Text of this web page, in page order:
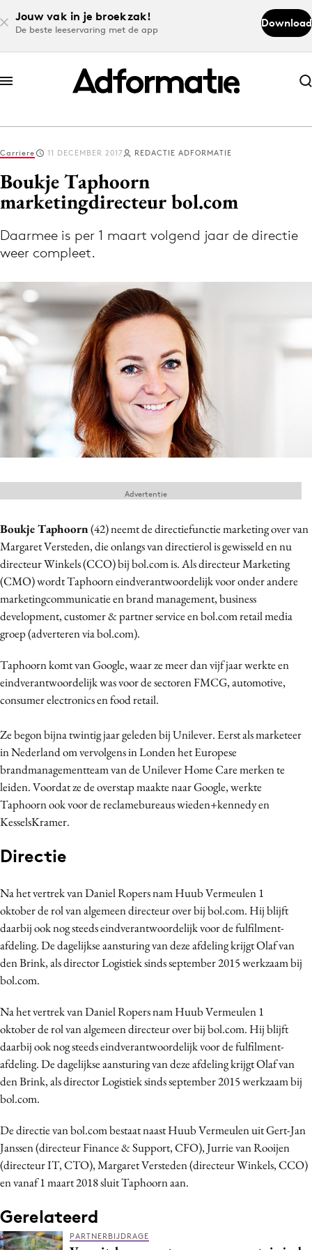
Jouw vak in je broekzak!
De beste leeservaring met de app
Download
Abonneer nu
Abonneer nu
Log in
Volg het laatste nieuws via de Adformatie
Menu
9 sept: GenAI-training
12 nov: MarketingLive!
Adverteren
Events
Opleidingen
Vacatures
Academy
Partners
Topics
Artificial Intelligence
Bureaus
Campagnes
Carriere
Contentmarketing
Customer Experience
Data & Insights
Design
Digital transformation
Diversiteit
Effectiviteit
Influencer marketing
Interne communicatie
Martech
Media
Merkstrategie
Programmatic
Purpose Marketing
Reputatie & crisis
Carriere 11 DECEMBER 2017 REDACTIE ADFORMATIE
Boukje Taphoorn
marketingdirecteur bol.com
Daarmee is per 1 maart volgend jaar de directie
weer compleet.
Boukje Taphoorn(42) neemt de directiefunctie marketing over van
Margaret Versteden, die onlangs van directierol is gewisseld en nu
directeur Winkels (CCO) bij bol.com is. Als directeur Marketing
(CMO) wordt Taphoorn eindverantwoordelijk voor onder andere
marketingcommunicatie en brand management, business
development, customer & partner service en bol.com retail media
groep (adverteren via bol.com).
Taphoorn komt van Google, waar ze meer dan vijf jaar werkte en
eindverantwoordelijk was voor de sectoren FMCG, automotive,
consumer electronics en food retail.
Ze begon bijna twintig jaar geleden bij Unilever. Eerst als marketeer
in Nederland om vervolgens in Londen het Europese
brandmanagementteam van de Unilever Home Care merken te
leiden. Voordat ze de overstap maakte naar Google, werkte
Taphoorn ook voor de reclamebureaus wieden+kennedy en
KesselsKramer.
Directie
Na het vertrek van Daniel Ropers nam Huub Vermeulen 1
oktober de rol van algemeen directeur over bij bol.com. Hij blijft
daarbij ook nog steeds eindverantwoordelijk voor de fulfilment-
afdeling. De dagelijkse aansturing van deze afdeling krijgt Olaf van
den Brink, als director Logistiek sinds september 2015 werkzaam bij
bol.com.
Na het vertrek van Daniel Ropers nam Huub Vermeulen 1
oktober de rol van algemeen directeur over bij bol.com. Hij blijft
daarbij ook nog steeds eindverantwoordelijk voor de fulfilment-
afdeling. De dagelijkse aansturing van deze afdeling krijgt Olaf van
den Brink, als director Logistiek sinds september 2015 werkzaam bij
bol.com.
De directie van bol.com bestaat naast Huub Vermeulen uit Gert-Jan
Janssen (directeur Finance & Support, CFO), Jurrie van Rooijen
(directeur IT, CTO), Margaret Versteden (directeur Winkels, CCO)
en vanaf 1 maart 2018 sluit Taphoorn aan.
Gerelateerd
PARTNERBIJDRAGE
Advertentie